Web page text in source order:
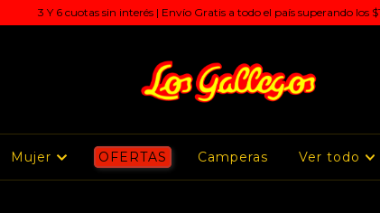
3 Y 6 cuotas sin interés | Envío Gratis a todo el país superando los
Mujer OFERTAS Camperas Ver todo